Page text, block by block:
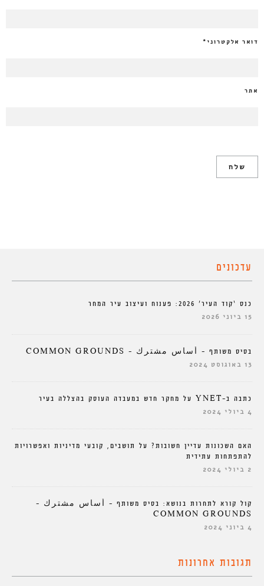
דואר אלקטרוני *
אתר
עדכונים
כנס ‘קוד העיר’ 2026: פענוח ועיצוב עיר המחר
15 ביוני 2026
בסיס משותף – أساس مشترك – COMMON GROUNDS
13 באוגוסט 2024
כתבה ב-YNET על מחקר חדש במעבדה העוסק בהצללה בעיר
4 ביולי 2024
האם השכונות עדיין חשובות? על תושבים, קובעי מדיניות ואפשרויות
להתפתחות עתידית
2 ביולי 2024
קול קורא לתחרות בנושא: בסיס משותף – أساس مشترك –
COMMON GROUNDS
4 ביוני 2024
תגובות אחרונות